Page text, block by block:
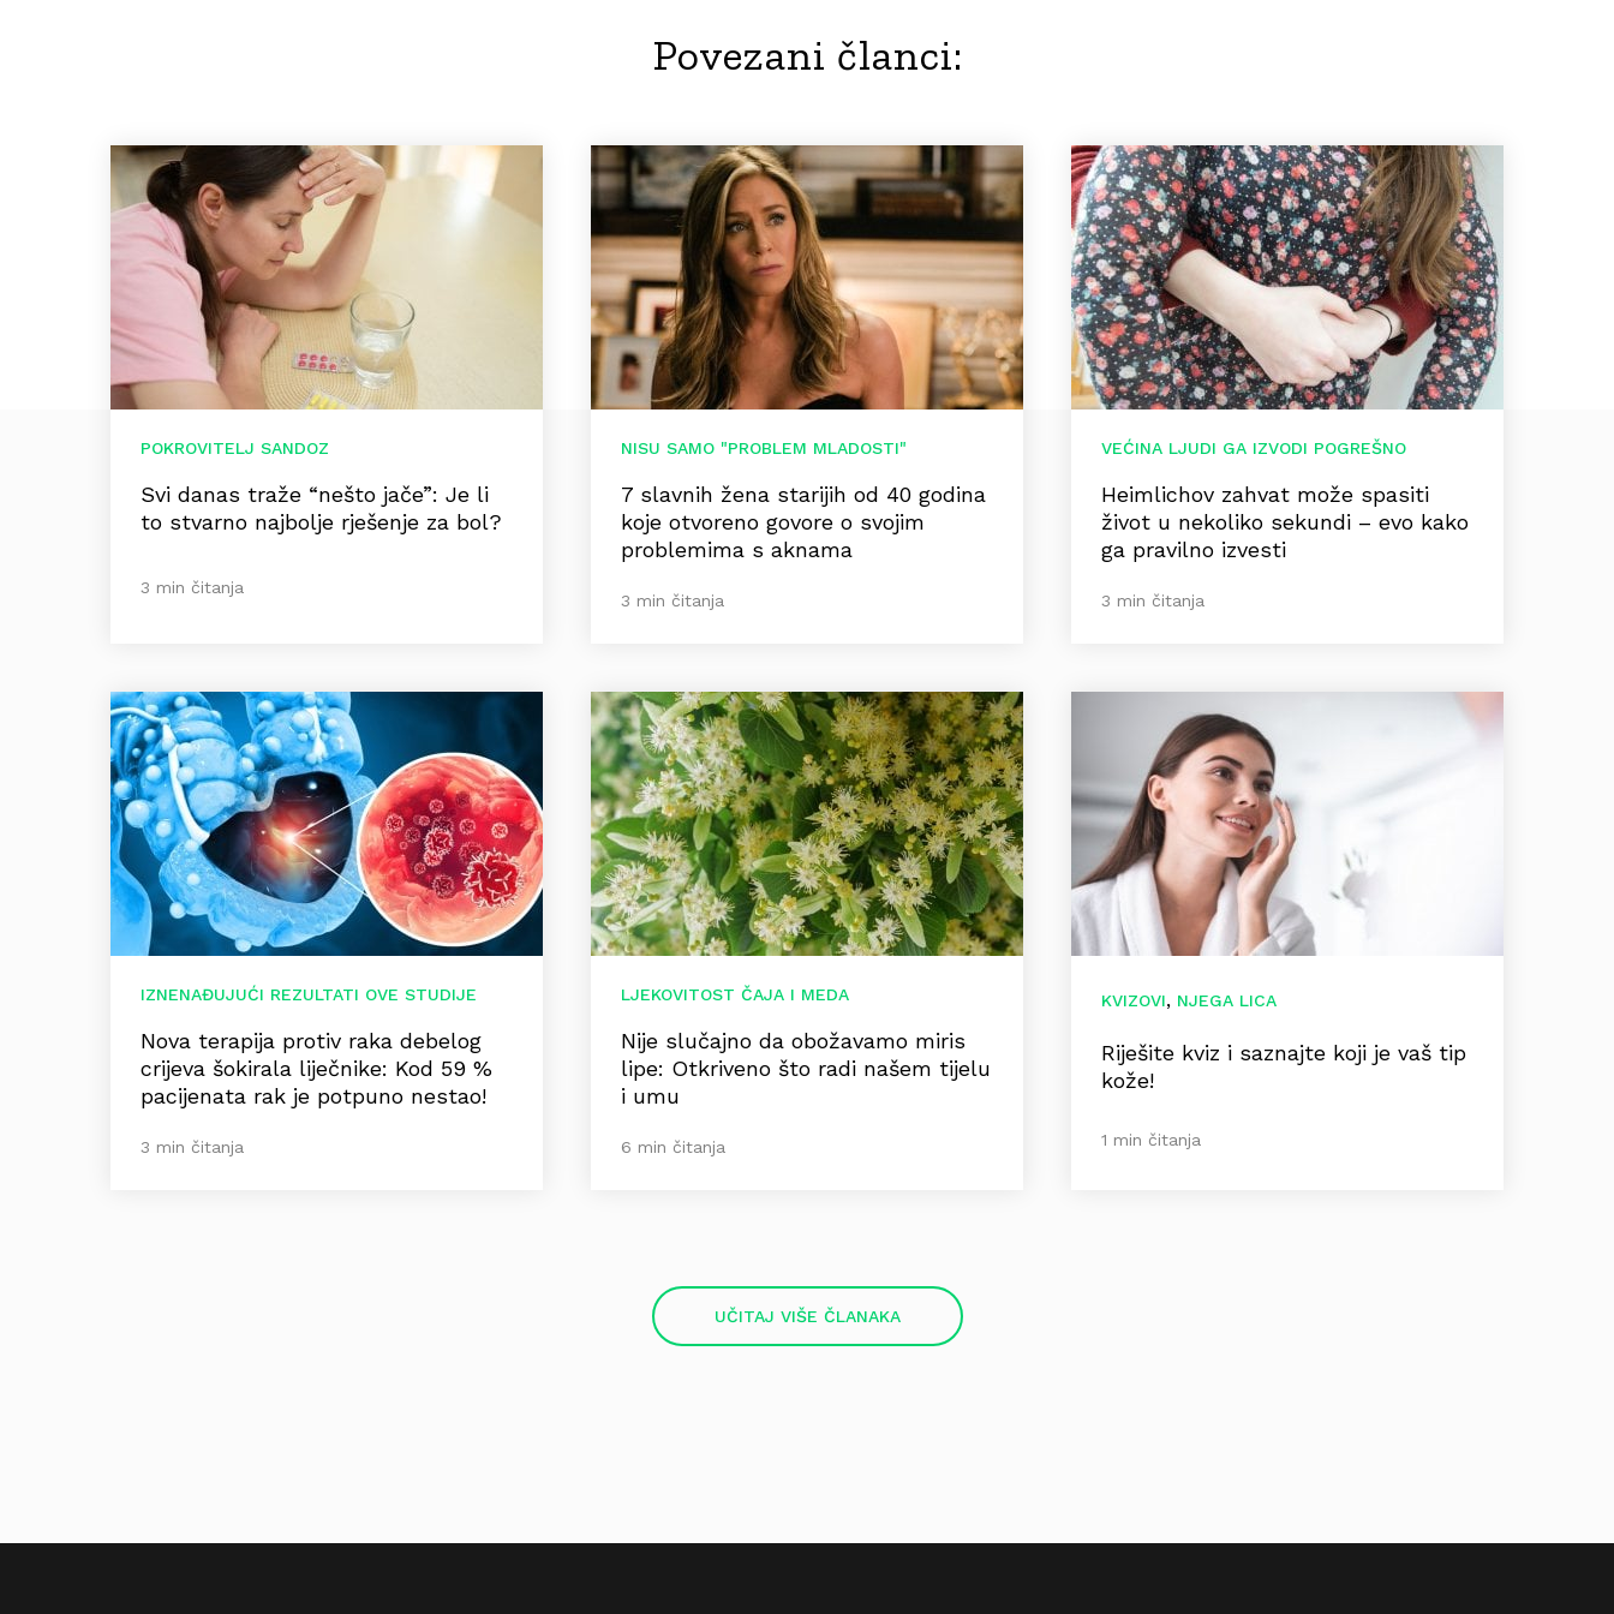
Povezani članci:
POKROVITELJ SANDOZ
Svi danas traže “nešto jače”: Je li
to stvarno najbolje rješenje za bol?
3 min čitanja
NISU SAMO "PROBLEM MLADOSTI"
7 slavnih žena starijih od 40 godina
koje otvoreno govore o svojim
problemima s aknama
3 min čitanja
VEĆINA LJUDI GA IZVODI POGREŠNO
Heimlichov zahvat može spasiti
život u nekoliko sekundi – evo kako
ga pravilno izvesti
3 min čitanja
IZNENAĐUJUĆI REZULTATI OVE STUDIJE
Nova terapija protiv raka debelog
crijeva šokirala liječnike: Kod 59 %
pacijenata rak je potpuno nestao!
3 min čitanja
LJEKOVITOST ČAJA I MEDA
Nije slučajno da obožavamo miris
lipe: Otkriveno što radi našem tijelu
i umu
6 min čitanja
KVIZOVI, NJEGA LICA
Riješite kviz i saznajte koji je vaš tip
kože!
1 min čitanja
UČITAJ VIŠE ČLANAKA